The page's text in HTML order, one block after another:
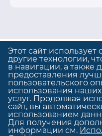
Политика
© GrandUp |
Этот сайт
другие технологии,
в навигации, а также
предоставления
пользовательского
использования
услуг. Продолжая
сайт, вы
использованием
Для получения
информации см.